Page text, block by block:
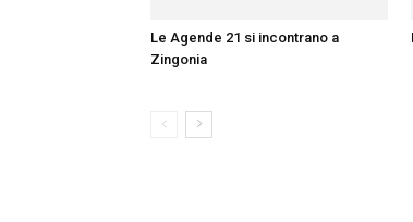
Le Agende 21 si incontrano a
Zingonia